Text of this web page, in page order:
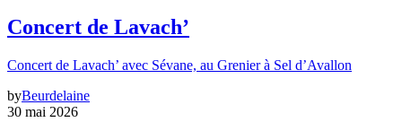
Concert de Lavach’
Concert de Lavach’ avec Sévane, au Grenier à Sel d’Avallon
byBeurdelaine
30 mai 2026